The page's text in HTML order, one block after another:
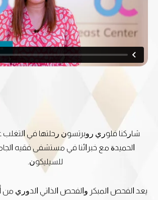
ﺸﺎﺭﻛﻨﺎ ﻓﻠﻮﺭﻱ ﺭﻭﺑﺮﺗﺴﻮﻥ ﺭﺣﻠﺘﻬﺎ ﻓﻲ ﺍﻟﺘﻐﻠﺐ
ﺍﻟﺤﻤﻴﺪﺓ ﻣﻊ ﺧﺒﺮﺍﺋﻨﺎ ﻓﻲ ﻣﺴﺘﺸﻔﻰ ﻓﻘﻴﻪ
ﻟﻠﺴﻴﻠﻴﻜﻮﻥ.
ﻳﻌﺪ ﺍﻟﻔﺤﺺ ﺍﻟﻤﺒﻜﺮ ﻭﺍﻟﻔﺤﺺ ﺍﻟﺬﺍﺗﻲ ﺍﻟﺪﻭﺭﻱ ﻣﻦ